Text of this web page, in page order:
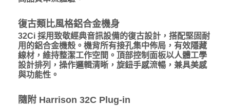
復古類比風格鋁合金機身
32Ci 採用致敬經典音訊設備的復古設計，搭配堅固耐
用的鋁合金機殼。機背所有接孔集中佈局，有效隱藏
線材，維持整潔工作空間。頂部控制面板以人體工學
設計排列，操作邏輯清晰，旋鈕手感流暢，兼具美感
與功能性。
隨附 Harrison 32C Plug-in